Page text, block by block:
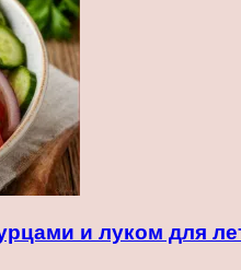
и луком для